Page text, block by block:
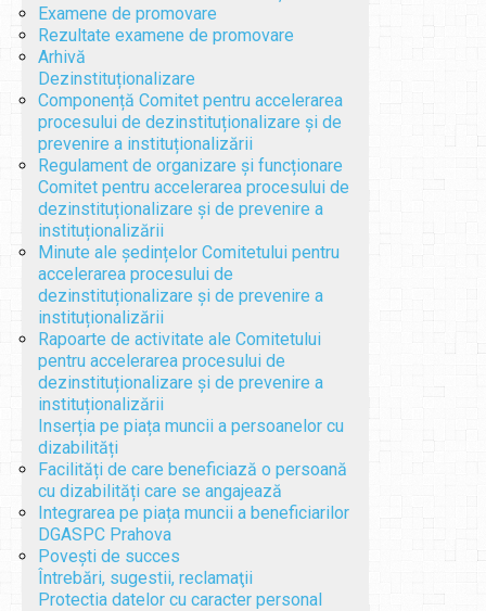
Examene de promovare
Rezultate examene de promovare
Arhivă
Dezinstituționalizare
Componență Comitet pentru accelerarea
procesului de dezinstituționalizare și de
prevenire a instituționalizării
Regulament de organizare și funcționare
Comitet pentru accelerarea procesului de
dezinstituționalizare și de prevenire a
instituționalizării
Minute ale ședințelor Comitetului pentru
accelerarea procesului de
dezinstituționalizare și de prevenire a
instituționalizării
Rapoarte de activitate ale Comitetului
pentru accelerarea procesului de
dezinstituționalizare și de prevenire a
instituționalizării
Inserția pe piața muncii a persoanelor cu
dizabilități
Facilități de care beneficiază o persoană
cu dizabilități care se angajează
Integrarea pe piața muncii a beneficiarilor
DGASPC Prahova
Povești de succes
Întrebări, sugestii, reclamaţii
Protectia datelor cu caracter personal